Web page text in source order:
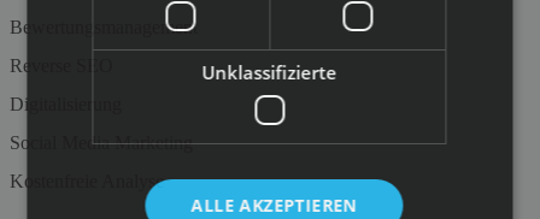
Bewertungsmanagement
Reverse SEO
Digitalisierung
Social Media Marketing
Kostenfreie Analyse
Unklassifizierte
ALLE AKZEPTIEREN